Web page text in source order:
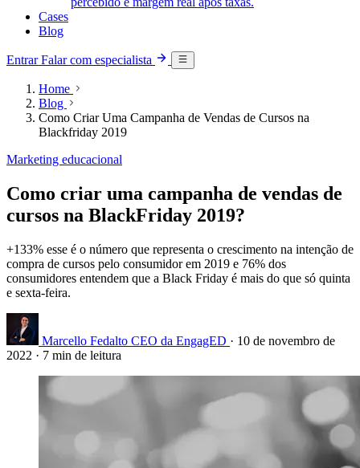
Cases
Blog
EntrarFalar com especialista
Home
Blog
Como Criar Uma Campanha de Vendas de Cursos na
Blackfriday 2019
Marketing educacional
Como criar uma campanha de vendas de
cursos na BlackFriday 2019?
+133% esse é o número que representa o crescimento na intenção de
compra de cursos pelo consumidor em 2019 e 76% dos
consumidores entendem que a Black Friday é mais do que só quinta
e sexta-feira.
Marcello Fedalto CEO da EngagED · 10 de novembro de
2022 · 7 min de leitura